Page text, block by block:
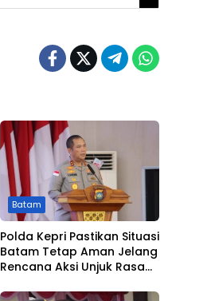
Batam
Polda Kepri Pastikan Situasi
Batam Tetap Aman Jelang
Rencana Aksi Unjuk Rasa